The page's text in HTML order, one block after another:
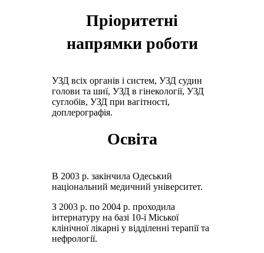
Пріоритетні
напрямки роботи
УЗД всіх органів і систем, УЗД судин
голови та шиї, УЗД в гінекології, УЗД
суглобів, УЗД при вагітності,
доплерографія.
Освіта
В 2003 р. закінчила Одеський
національний медичний університет.
З 2003 р. по 2004 р. проходила
інтернатуру на базі 10-ї Міської
клінічної лікарні у відділенні терапії та
нефрології.